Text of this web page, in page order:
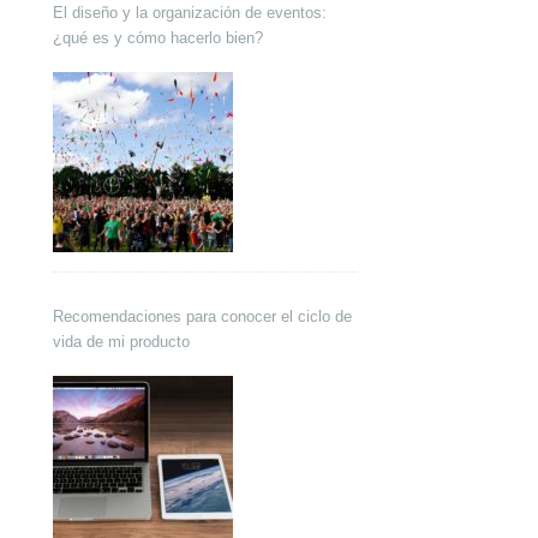
El diseño y la organización de eventos:
¿qué es y cómo hacerlo bien?
Recomendaciones para conocer el ciclo de
vida de mi producto